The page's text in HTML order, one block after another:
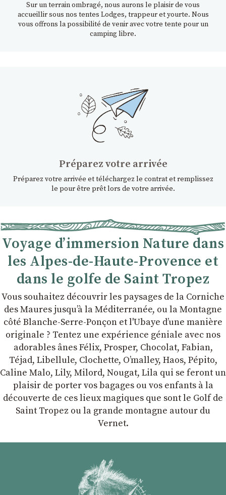
Sur un terrain ombragé, nous aurons le plaisir de vous
accueillir sous nos tentes Lodges, trappeur et yourte. Nous
vous offrons la possibilité de venir avec votre tente pour un
camping libre.
Préparez votre arrivée
Préparez votre arrivée et téléchargez le contrat et remplissez
le pour être prêt lors de votre arrivée.
Voyage d’immersion Nature dans
les Alpes-de-Haute-Provence et
dans le golfe de Saint Tropez
Vous souhaitez découvrir les paysages de la Corniche
des Maures jusqu’à la Méditerranée, ou la Montagne
côté Blanche-Serre-Ponçon et l'Ubaye dʼune manière
originale ? Tentez une expérience géniale avec nos
adorables ânes Félix, Prosper, Chocolat, Fabian,
Téjad, Libellule, Clochette, Oʼmalley, Haos, Pépito,
Caline Malo, Lily, Milord, Nougat, Lila qui se feront un
plaisir de porter vos bagages ou vos enfants à la
découverte de ces lieux magiques que sont le Golf de
Saint Tropez ou la grande montagne autour du
Vernet.